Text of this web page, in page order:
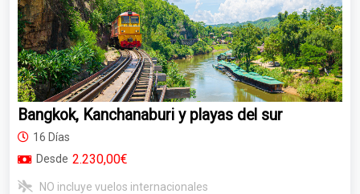
Bangkok, Kanchanaburi y playas del sur
16 Días
Desde 2.230,00€
NO incluye vuelos internacionales